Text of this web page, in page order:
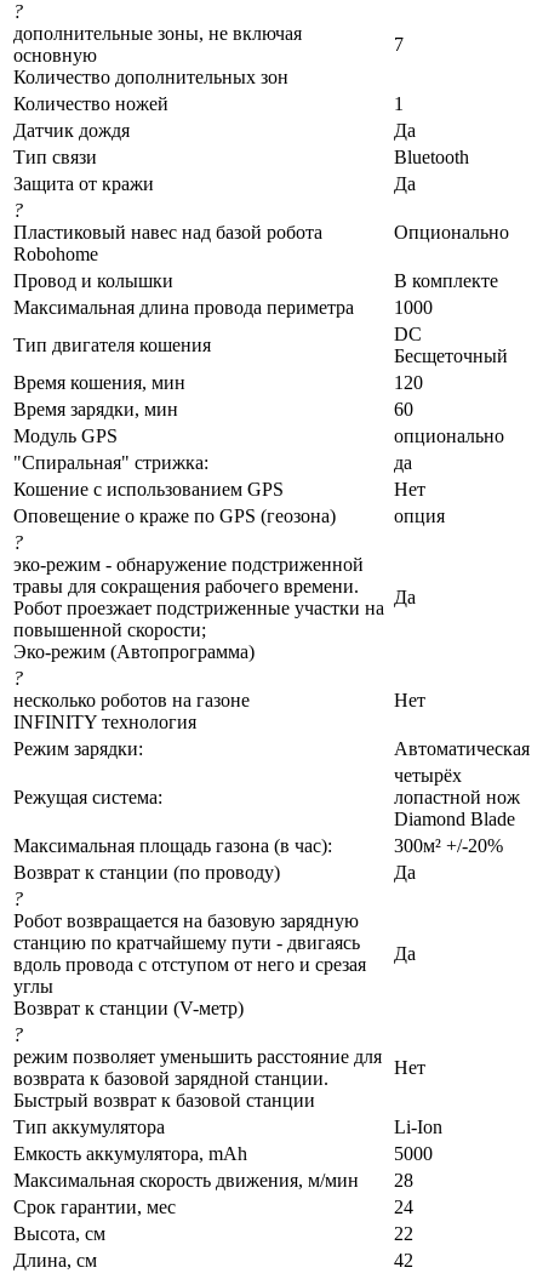
?
дополнительные зоны, не включая
основную
Количество дополнительных зон
7
Количество ножей
1
Датчик дождя
Да
Тип связи
Bluetooth
Защита от кражи
Да
?
Пластиковый навес над базой робота
Robohome
Опционально
Провод и колышки
В комплекте
Максимальная длина провода периметра
1000
Тип двигателя кошения
DC
Бесщеточный
Время кошения, мин
120
Время зарядки, мин
60
Модуль GPS
опционально
"Спиральная" стрижка:
да
Кошение с использованием GPS
Нет
Оповещение о краже по GPS (геозона)
опция
?
эко-режим - обнаружение подстриженной
травы для сокращения рабочего времени.
Робот проезжает подстриженные участки на
повышенной скорости;
Эко-режим (Автопрограмма)
Да
?
несколько роботов на газоне
INFINITY технология
Нет
Режим зарядки: Автоматическая
Режущая система:
четырёх
лопастной нож
Diamond Blade
Максимальная площадь газона (в час):
300м² +/-20%
Возврат к станции (по проводу)
Да
?
Робот возвращается на базовую зарядную
станцию по кратчайшему пути - двигаясь
вдоль провода с отступом от него и срезая
углы
Возврат к станции (V-метр)
Да
?
режим позволяет уменьшить расстояние для
возврата к базовой зарядной станции.
Быстрый возврат к базовой станции
Нет
Тип аккумулятора
Li-Ion
Емкость аккумулятора, mAh
5000
Максимальная скорость движения, м/мин
28
Срок гарантии, мес
24
Высота, см
22
Длина, см
42